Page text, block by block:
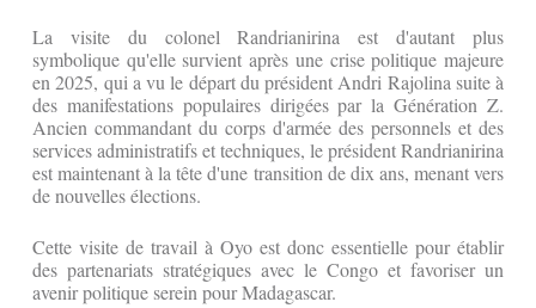
La visite du colonel Randrianirina est d'autant plus
symbolique qu'elle survient après une crise politique majeure
en 2025, qui a vu le départ du président Andri Rajolina suite à
des manifestations populaires dirigées par la Génération Z.
Ancien commandant du corps d'armée des personnels et des
services administratifs et techniques, le président Randrianirina
est maintenant à la tête d'une transition de dix ans, menant vers
de nouvelles élections.
Cette visite de travail à Oyo est donc essentielle pour établir
des partenariats stratégiques avec le Congo et favoriser un
avenir politique serein pour Madagascar.